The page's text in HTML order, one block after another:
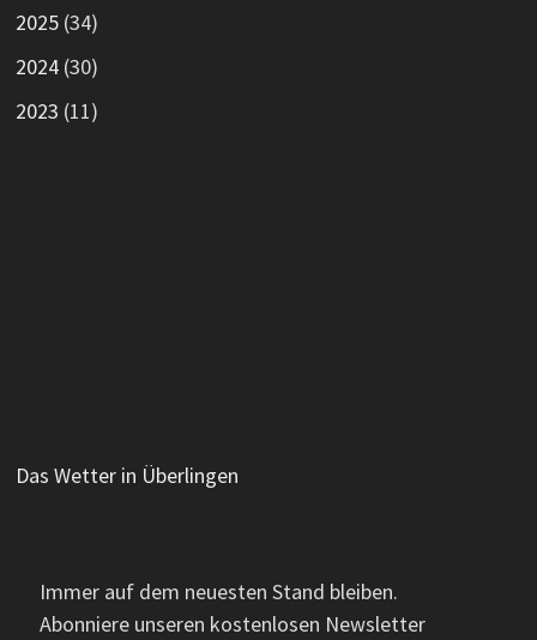
2025(34)
2024(30)
2023 (11)
Das Wetter in Überlingen
Immer auf dem neuesten Stand bleiben.
Abonniere unseren kostenlosen Newsletter